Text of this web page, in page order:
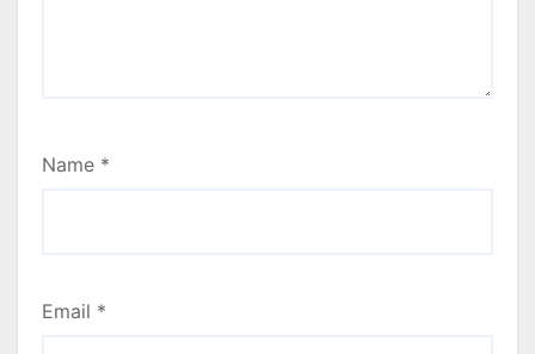
Name *
Email *